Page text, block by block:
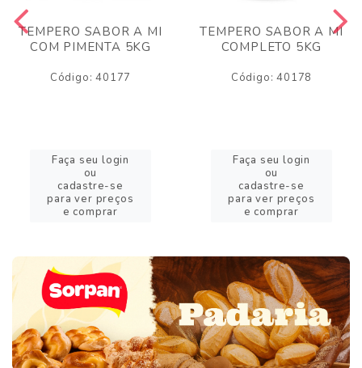
TEMPERO SABOR A MI
COM PIMENTA 5KG
Código: 40177
Faça seu login
ou
cadastre-se
para ver preços
e comprar
TEMPERO SABOR A MI
COMPLETO 5KG
Código: 40178
Faça seu login
ou
cadastre-se
para ver preços
e comprar